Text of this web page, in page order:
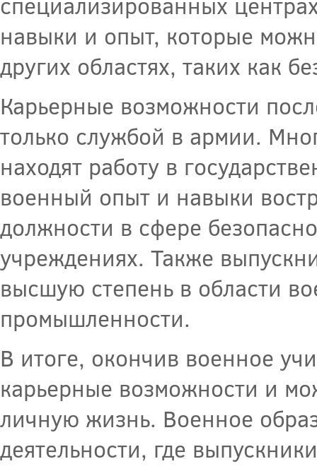
навыки и опыт, которые
других областях, таких как
Карьерные возможности
только службой в армии.
находят работу в
военный опыт и навыки
должности в сфере
учреждениях. Также
высшую степень в области
промышленности.
В итоге, окончив военное
карьерные возможности и
личную жизнь. Военное
деятельности, где